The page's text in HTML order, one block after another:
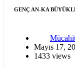
GENÇ AN-KA
Mayıs 17,
1433 views